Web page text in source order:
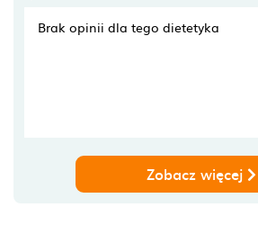
Brak opinii dla tego dietetyka
Zobacz więcej